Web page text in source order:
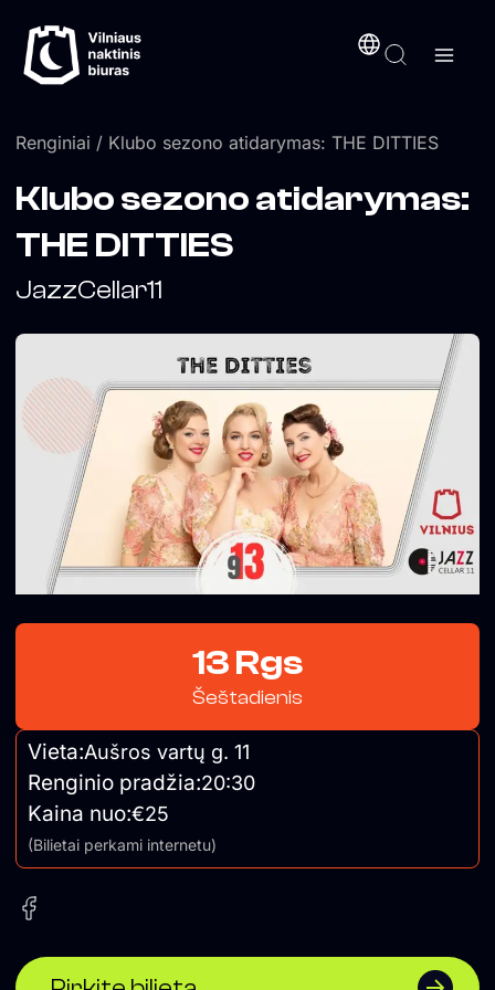
prie
turinio
Renginiai / Klubo sezono atidarymas: THE DITTIES
Klubo sezono atidarymas:
THE DITTIES
JazzCellar11
13 Rgs
Šeštadienis
Vieta:Aušros vartų g. 11
Renginio pradžia:20:30
Kaina nuo:€25
(Bilietai perkami internetu)